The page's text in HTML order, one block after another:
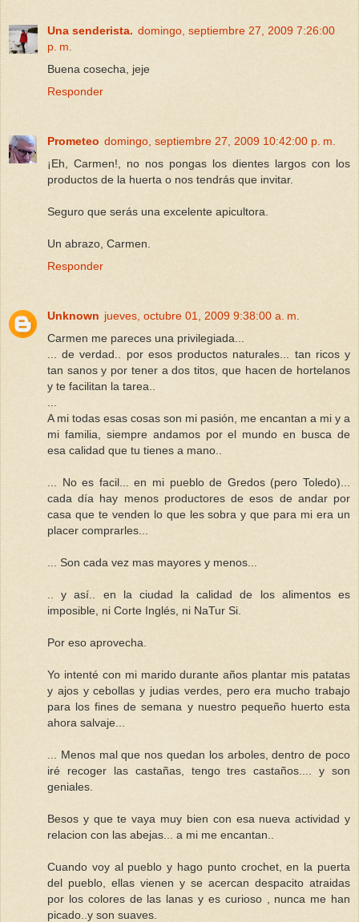
Una senderista. domingo, septiembre 27, 2009 7:26:00
p. m.
Buena cosecha, jeje
Responder
Prometeo domingo, septiembre 27, 2009 10:42:00 p. m.
¡Eh, Carmen!, no nos pongas los dientes largos con los
productos de la huerta o nos tendrás que invitar.
Seguro que serás una excelente apicultora.
Un abrazo, Carmen.
Responder
Unknown jueves, octubre 01, 2009 9:38:00 a. m.
Carmen me pareces una privilegiada...
... de verdad.. por esos productos naturales... tan ricos y
tan sanos y por tener a dos titos, que hacen de hortelanos
y te facilitan la tarea..
...
A mi todas esas cosas son mi pasión, me encantan a mi y a
mi familia, siempre andamos por el mundo en busca de
esa calidad que tu tienes a mano..
... No es facil... en mi pueblo de Gredos (pero Toledo)...
cada día hay menos productores de esos de andar por
casa que te venden lo que les sobra y que para mi era un
placer comprarles...
... Son cada vez mas mayores y menos...
.. y así.. en la ciudad la calidad de los alimentos es
imposible, ni Corte Inglés, ni NaTur Si.
Por eso aprovecha.
Yo intenté con mi marido durante años plantar mis patatas
y ajos y cebollas y judias verdes, pero era mucho trabajo
para los fines de semana y nuestro pequeño huerto esta
ahora salvaje...
... Menos mal que nos quedan los arboles, dentro de poco
iré recoger las castañas, tengo tres castaños.... y son
geniales.
Besos y que te vaya muy bien con esa nueva actividad y
relacion con las abejas... a mi me encantan..
Cuando voy al pueblo y hago punto crochet, en la puerta
del pueblo, ellas vienen y se acercan despacito atraidas
por los colores de las lanas y es curioso , nunca me han
picado..y son suaves.